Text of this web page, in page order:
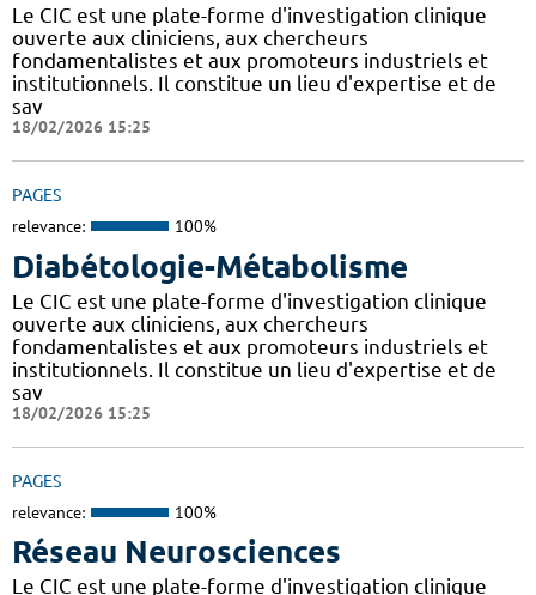
Le CIC est une plate-forme d'investigation clinique
ouverte aux cliniciens, aux chercheurs
fondamentalistes et aux promoteurs industriels et
institutionnels. Il constitue un lieu d'expertise et de
sav
18/02/2026 15:25
PAGES
relevance: 100%
Diabétologie-Métabolisme
Le CIC est une plate-forme d'investigation clinique
ouverte aux cliniciens, aux chercheurs
fondamentalistes et aux promoteurs industriels et
institutionnels. Il constitue un lieu d'expertise et de
sav
18/02/2026 15:25
PAGES
relevance: 100%
Réseau Neurosciences
Le CIC est une plate-forme d'investigation clinique